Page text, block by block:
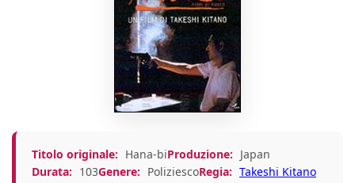
Titolo originale: Hana-biProduzione: Japan
Durata: 103Genere: PoliziescoRegia: Takeshi Kitano